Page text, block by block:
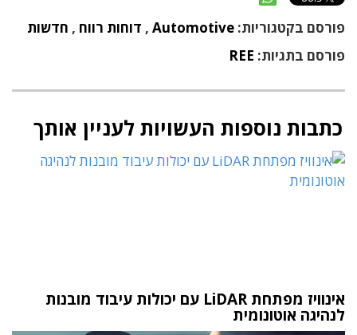
פורסם בקטגוריות: Automotive
, דוחות רווח , חדשות
פורסם בתגיות: REE
כתבות נוספות העשויות לעניין אותך
אינוויז מפתחת LiDAR עם יכולות עיבוד מובנות
לנהיגה אוטונומית